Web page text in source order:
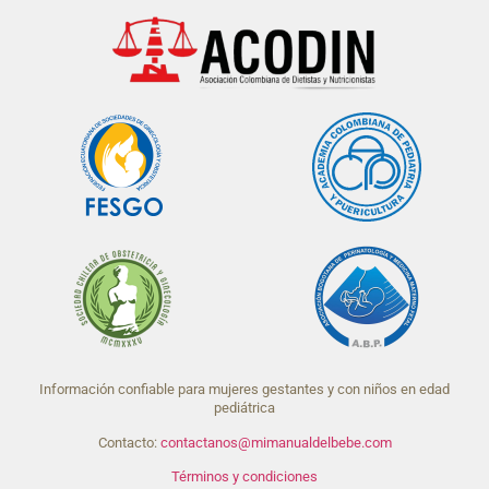
Información confiable para mujeres gestantes y con niños en edad
pediátrica
Contacto: contactanos@mimanualdelbebe.com
Términos y condiciones